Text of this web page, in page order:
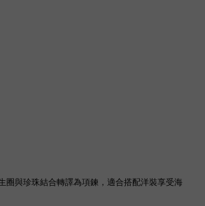
圈與珍珠結合轉譯為項鍊，適合搭配洋裝享受海